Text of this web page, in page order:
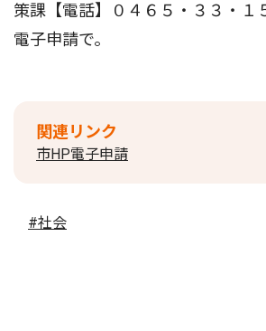
策課【電話】０４６５・３３・１
電子申請で。
関連リンク
市HP電子申請
#社会